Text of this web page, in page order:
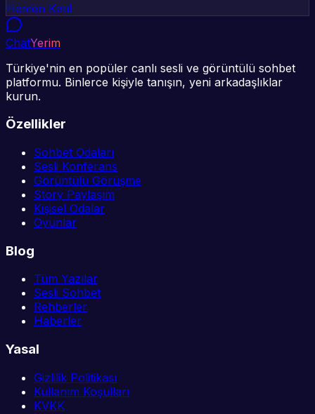
Hemen Katıl
ChatYerim
Türkiye'nin en popüler canlı sesli ve görüntülü sohbet
platformu. Binlerce kişiyle tanışın, yeni arkadaşlıklar
kurun.
Özellikler
Sohbet Odaları
Sesli Konferans
Görüntülü Görüşme
Story Paylaşım
Kişisel Odalar
Oyunlar
Blog
Tüm Yazılar
Sesli Sohbet
Rehberler
Haberler
Yasal
Gizlilik Politikası
Kullanım Koşulları
KVKK